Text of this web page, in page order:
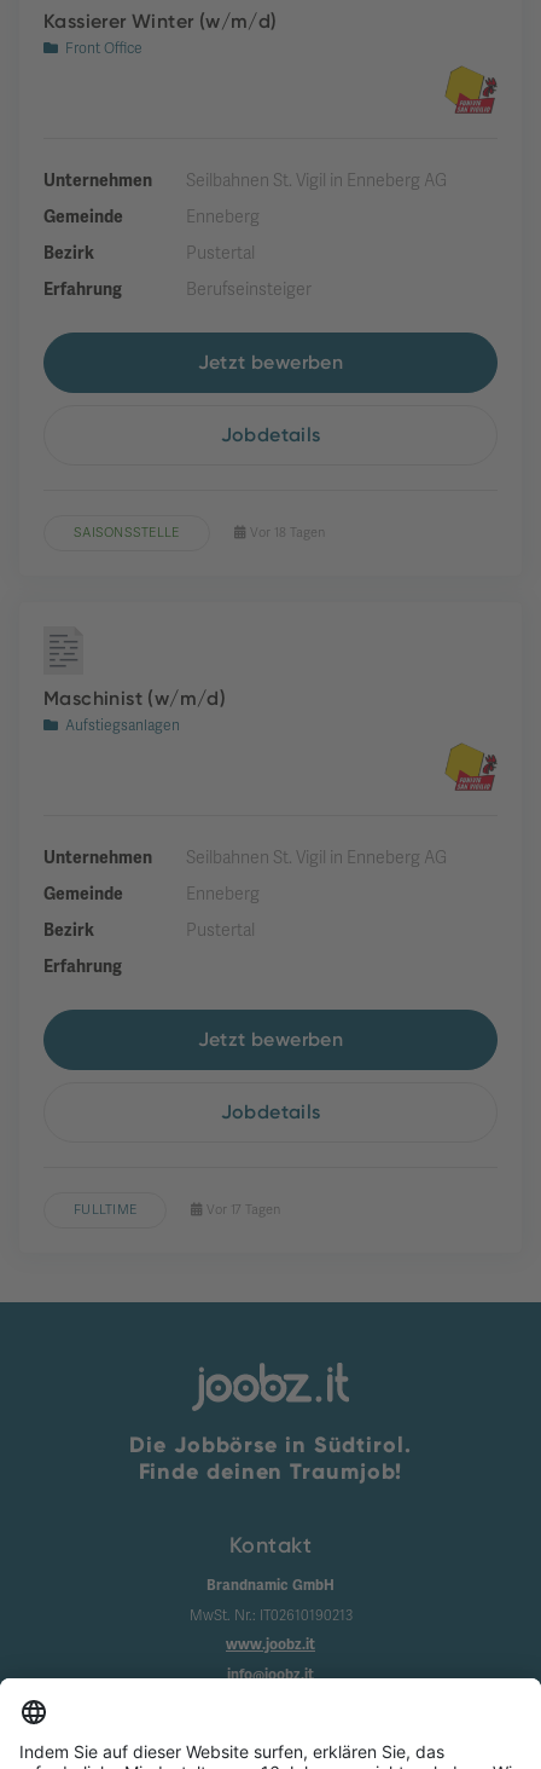
Kassierer Winter (w/m/d)
Front Office
Unternehmen
Seilbahnen St. Vigil in Enneberg AG
Gemeinde
Enneberg
Bezirk
Pustertal
Erfahrung
Berufseinsteiger
Jetzt bewerben
Jobdetails
SAISONSSTELLE Vor 18 Tagen
Maschinist (w/m/d)
Aufstiegsanlagen
Unternehmen
Seilbahnen St. Vigil in Enneberg AG
Gemeinde
Enneberg
Bezirk
Pustertal
Erfahrung
Jetzt bewerben
Jobdetails
FULLTIME Vor 17 Tagen
Die Jobbörse in Südtirol.
Finde deinen Traumjob!
Kontakt
Brandnamic GmbH
MwSt. Nr.: IT02610190213
www.joobz.it
info@joobz.it